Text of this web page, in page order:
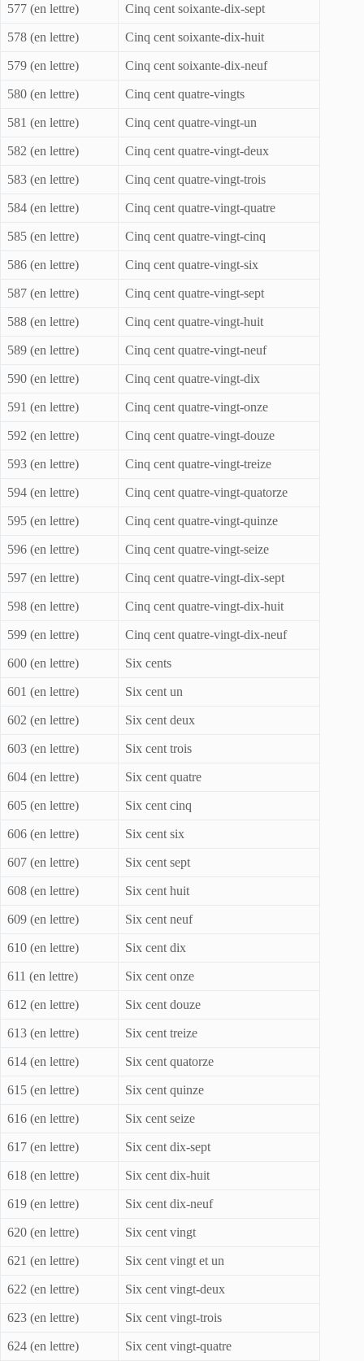
577 (en lettre) Cinq cent soixante-dix-sept
578 (en lettre) Cinq cent soixante-dix-huit
579 (en lettre) Cinq cent soixante-dix-neuf
580 (en lettre) Cinq cent quatre-vingts
581 (en lettre) Cinq cent quatre-vingt-un
582 (en lettre) Cinq cent quatre-vingt-deux
583 (en lettre) Cinq cent quatre-vingt-trois
584 (en lettre) Cinq cent quatre-vingt-quatre
585 (en lettre) Cinq cent quatre-vingt-cinq
586 (en lettre) Cinq cent quatre-vingt-six
587 (en lettre) Cinq cent quatre-vingt-sept
588 (en lettre) Cinq cent quatre-vingt-huit
589 (en lettre) Cinq cent quatre-vingt-neuf
590 (en lettre) Cinq cent quatre-vingt-dix
591 (en lettre) Cinq cent quatre-vingt-onze
592 (en lettre) Cinq cent quatre-vingt-douze
593 (en lettre) Cinq cent quatre-vingt-treize
594 (en lettre) Cinq cent quatre-vingt-quatorze
595 (en lettre) Cinq cent quatre-vingt-quinze
596 (en lettre) Cinq cent quatre-vingt-seize
597 (en lettre) Cinq cent quatre-vingt-dix-sept
598 (en lettre) Cinq cent quatre-vingt-dix-huit
599 (en lettre) Cinq cent quatre-vingt-dix-neuf
600 (en lettre) Six cents
601 (en lettre) Six cent un
602 (en lettre) Six cent deux
603 (en lettre) Six cent trois
604 (en lettre) Six cent quatre
605 (en lettre) Six cent cinq
606 (en lettre) Six cent six
607 (en lettre) Six cent sept
608 (en lettre) Six cent huit
609 (en lettre) Six cent neuf
610 (en lettre) Six cent dix
611 (en lettre) Six cent onze
612 (en lettre) Six cent douze
613 (en lettre) Six cent treize
614 (en lettre) Six cent quatorze
615 (en lettre) Six cent quinze
616 (en lettre) Six cent seize
617 (en lettre) Six cent dix-sept
618 (en lettre) Six cent dix-huit
619 (en lettre) Six cent dix-neuf
620 (en lettre) Six cent vingt
621 (en lettre) Six cent vingt et un
622 (en lettre) Six cent vingt-deux
623 (en lettre) Six cent vingt-trois
624 (en lettre) Six cent vingt-quatre